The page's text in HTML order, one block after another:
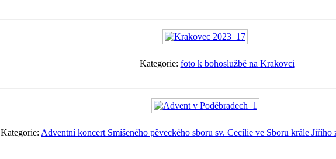
Kategorie: foto k bohoslužbě na Krakovci
Kategorie: Adventní koncert Smíšeného pěveckého sboru sv. Cecílie ve Sboru krále Jiřího